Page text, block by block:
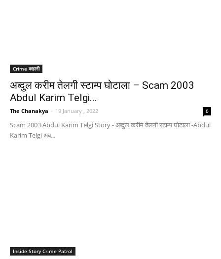
Crime कहानी
अब्दुल करीम तेलगी स्टाम्प घोटाला – Scam 2003
Abdul Karim Telgi...
The Chanakya - 19 January , 2022 0
Scam 2003 Abdul Karim Telgi Story - अब्दुल करीम तेलगी स्टाम्प घोटाला -Abdul
Karim Telgi अब...
Inside Story Crime Patrol